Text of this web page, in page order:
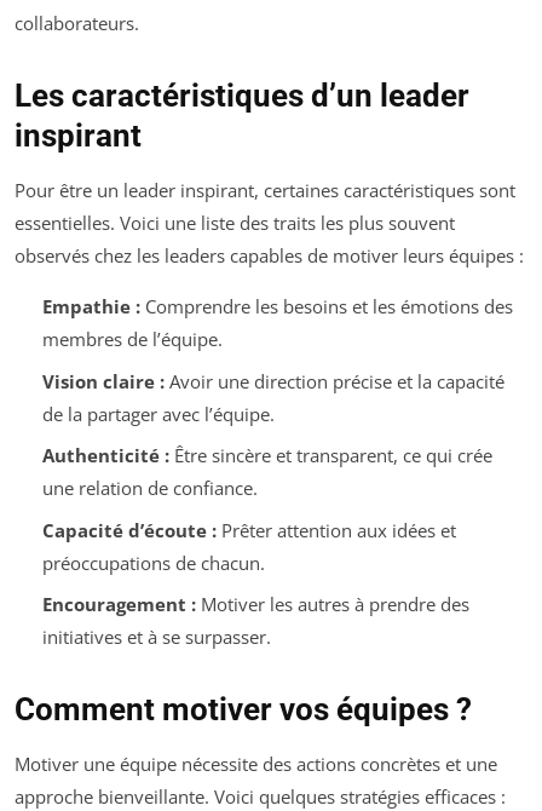
collaborateurs.
Les caractéristiques d’un leader
inspirant
Pour être un leader inspirant, certaines caractéristiques sont
essentielles. Voici une liste des traits les plus souvent
observés chez les leaders capables de motiver leurs équipes :
Empathie :Comprendre les besoins et les émotions des
membres de l’équipe.
Vision claire :Avoir une direction précise et la capacité
de la partager avec l’équipe.
Authenticité :Être sincère et transparent, ce qui crée
une relation de confiance.
Capacité d’écoute :Prêter attention aux idées et
préoccupations de chacun.
Encouragement :Motiver les autres à prendre des
initiatives et à se surpasser.
Comment motiver vos équipes ?
Motiver une équipe nécessite des actions concrètes et une
approche bienveillante. Voici quelques stratégies efficaces :